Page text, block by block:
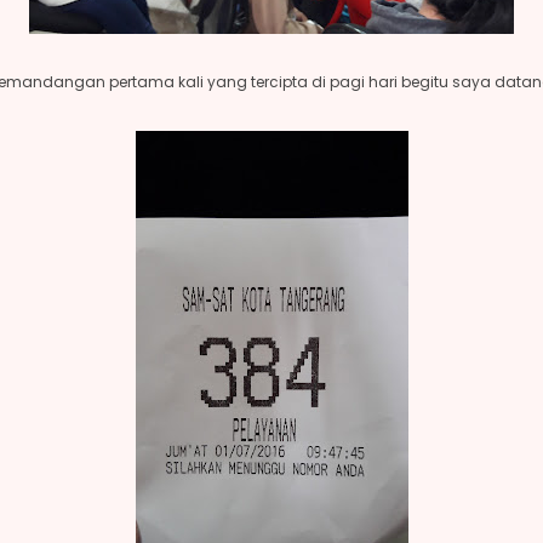
pertama kali yang tercipta di pagi hari begitu saya